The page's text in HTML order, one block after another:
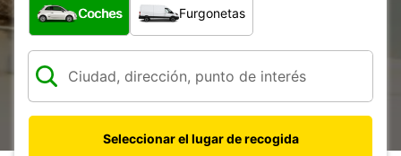
Coches Furgonetas
Seleccionar el lugar de recogida